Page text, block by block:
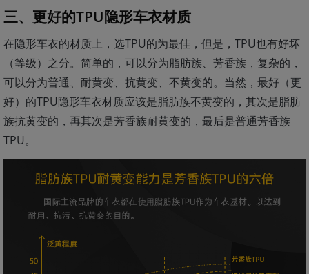
三、更好的TPU隐形车衣材质
在隐形车衣的材质上，选TPU的为最佳，但是，TPU也有好坏
（等级）之分。简单的，可以分为脂肪族、芳香族，复杂的，
可以分为普通、耐黄变、抗黄变、不黄变的。当然，最好（更
好）的TPU隐形车衣材质应该是脂肪族不黄变的，其次是脂肪
族抗黄变的，再其次是芳香族耐黄变的，最后是普通芳香族
TPU。